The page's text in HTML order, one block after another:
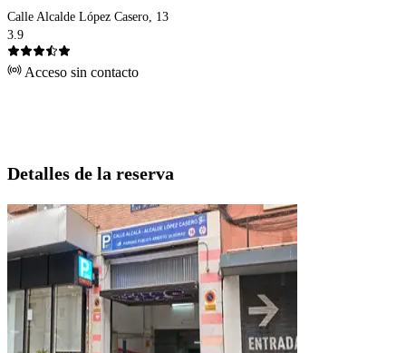
Calle Alcalde López Casero, 13
3.9
Acceso sin contacto
Detalles de la reserva